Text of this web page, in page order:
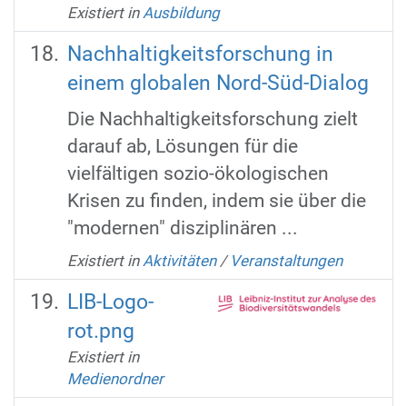
Existiert in Ausbildung
Nachhaltigkeitsforschung in
einem globalen Nord-Süd-Dialog
Die Nachhaltigkeitsforschung zielt
darauf ab, Lösungen für die
vielfältigen sozio-ökologischen
Krisen zu finden, indem sie über die
"modernen" disziplinären ...
Existiert in Aktivitäten / Veranstaltungen
LIB-Logo-
rot.png
Existiert in
Medienordner